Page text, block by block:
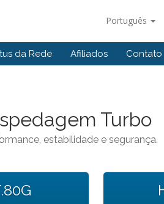
Português
da Rede Afiliados Contato
Turbo
estabilidade e segurança.